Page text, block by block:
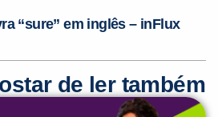
“sure” em inglês – inFlux
de ler também